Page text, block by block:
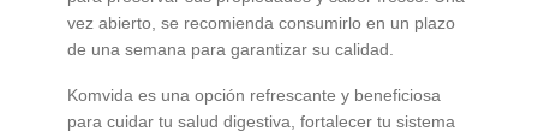
vez abierto, se recomienda consumirlo en un plazo
de una semana para garantizar su calidad.
Komvida es una opción refrescante y beneficiosa
para cuidar tu salud digestiva, fortalecer tu sistema